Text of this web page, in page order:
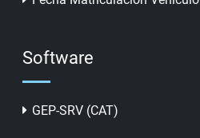
Software
GEP-SRV (CAT)